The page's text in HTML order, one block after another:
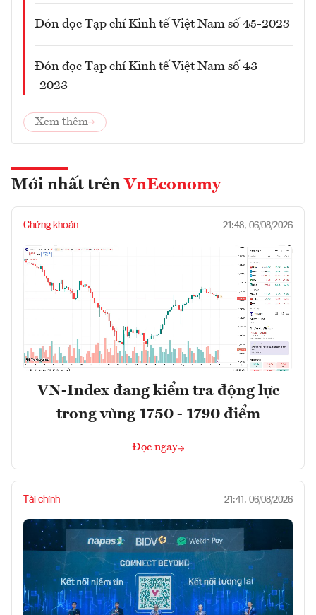
Đón đọc Tạp chí Kinh tế Việt Nam số 45-2023
Đón đọc Tạp chí Kinh tế Việt Nam số 43
-2023
Xem thêm
Mới nhất trên VnEconomy
Chứng khoán 21:48, 06/08/2026
VN-Index đang kiểm tra động lực
trong vùng 1750 - 1790 điểm
Đọc ngay
Tài chính 21:41, 06/08/2026